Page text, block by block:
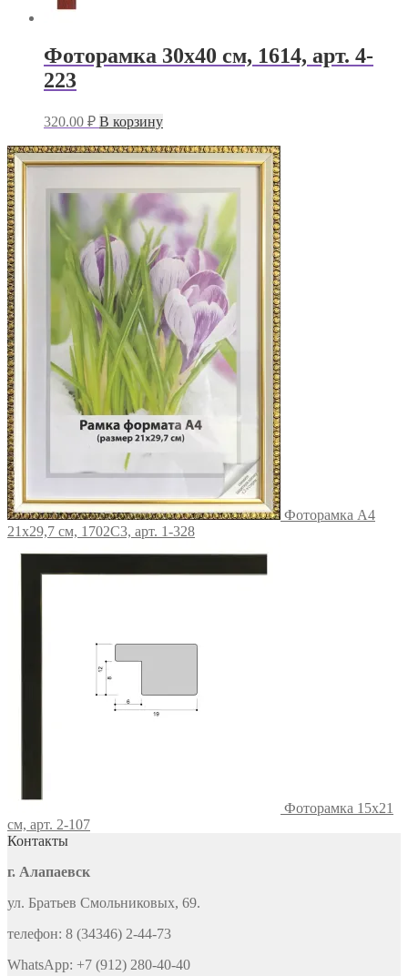
Фоторамка 30х40 см, 1614, арт. 4-
223
320.00 ₽ В корзину
Фоторамка А4
21х29,7 см, 1702C3, арт. 1-328
Фоторамка 15х21
см, арт. 2-107
Контакты
г. Алапаевск
ул. Братьев Смольниковых, 69.
телефон: 8 (34346) 2-44-73
WhatsApp: +7 (912) 280-40-40